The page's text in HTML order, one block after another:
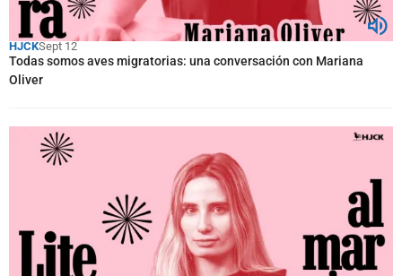
HJCKSept 12
Todas somos aves migratorias: una conversación con Mariana
Oliver